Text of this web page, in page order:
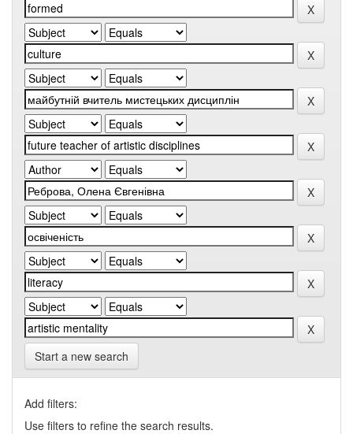
Start a new search
Add filters:
Use filters to refine the search results.